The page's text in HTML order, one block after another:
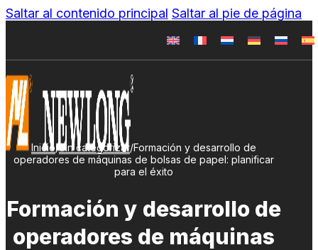
Saltar al contenido principal Saltar al pie de página
Inicio/Sin categorizar/Formación y desarrollo de
operadores de máquinas de bolsas de papel: planificar
para el éxito
Formación y desarrollo de
operadores de máquinas